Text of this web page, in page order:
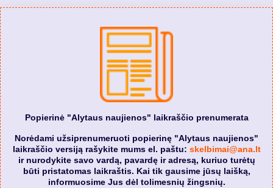
Popierinė "Alytaus naujienos" laikraščio prenumerata
Norėdami užsiprenumeruoti popierinę "Alytaus naujienos"
laikraščio versiją rašykite mums el. paštu: skelbimai@ana.lt
ir nurodykite savo vardą, pavardę ir adresą, kuriuo turėtų
būti pristatomas laikraštis. Kai tik gausime jūsų laišką,
informuosime Jus dėl tolimesnių žingsnių.